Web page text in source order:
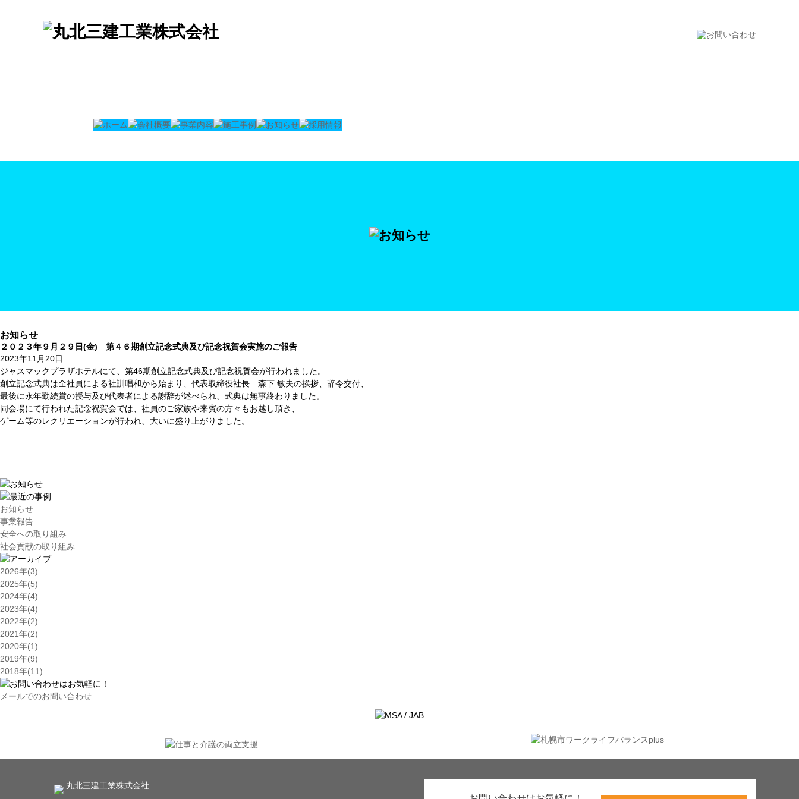
お知らせ
２０２３年９月２９日(金) 第４６期創立記念式典及び記念祝賀会実施のご報告
2023年11月20日
ジャスマックプラザホテルにて、第46期創立記念式典及び記念祝賀会が行われました。
創立記念式典は全社員による社訓唱和から始まり、代表取締役社長 森下 敏夫の挨拶、辞令交付、
最後に永年勤続賞の授与及び代表者による謝辞が述べられ、式典は無事終わりました。
同会場にて行われた記念祝賀会では、社員のご家族や来賓の方々もお越し頂き、
ゲーム等のレクリエーションが行われ、大いに盛り上がりました。
お知らせ
事業報告
安全への取り組み
社会貢献の取り組み
2026年(3)
2025年(5)
2024年(4)
2023年(4)
2022年(2)
2021年(2)
2020年(1)
2019年(9)
2018年(11)
メールでのお問い合わせ
丸北三建工業株式会社